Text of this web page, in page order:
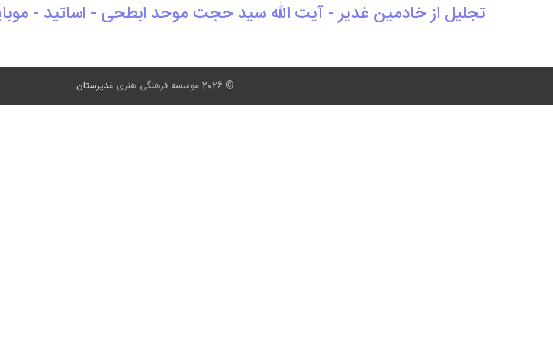
تجلیل از خادمین غدیر - آیت الله سید حجت موحد ابطحی - اساتید -
© 2026 موسسه فرهنگی هنری غدیرستان